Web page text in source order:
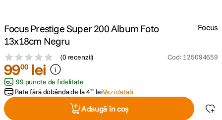
trepied telefon
4. peak design
5. canon sx740 hs
Focus Prestige Super 200 Album Foto
13x18cm Negru
(0 recenzii) Cod: 125094659
Focus
9900 lei
99 puncte de fidelitate
Rate fără dobânda de la412 leiVezi detalii
Adaugă în coș